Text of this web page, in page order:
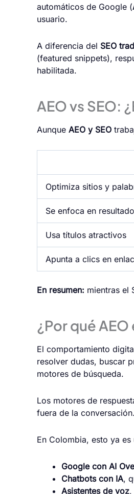
automáticos de Google (
usuario.
A diferencia del SEO
(featured snippets),
habilitada.
AEO vs SEO:
Aunque AEO y SEO
Optimiza sitios y
Se enfoca en
Usa títulos atractivos
Apunta a clics en
En resumen: mientras el
¿Por qué
El comportamiento
resolver dudas, buscar
motores de búsqueda.
Los motores de
fuera de la conversación.
En Colombia, esto ya
Google con AI
Chatbots con IA,
Asistentes de voz,